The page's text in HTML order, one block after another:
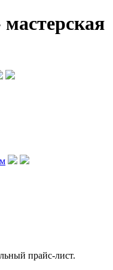
прайс-лист.